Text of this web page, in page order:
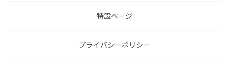
特設ページ
プライバシーポリシー